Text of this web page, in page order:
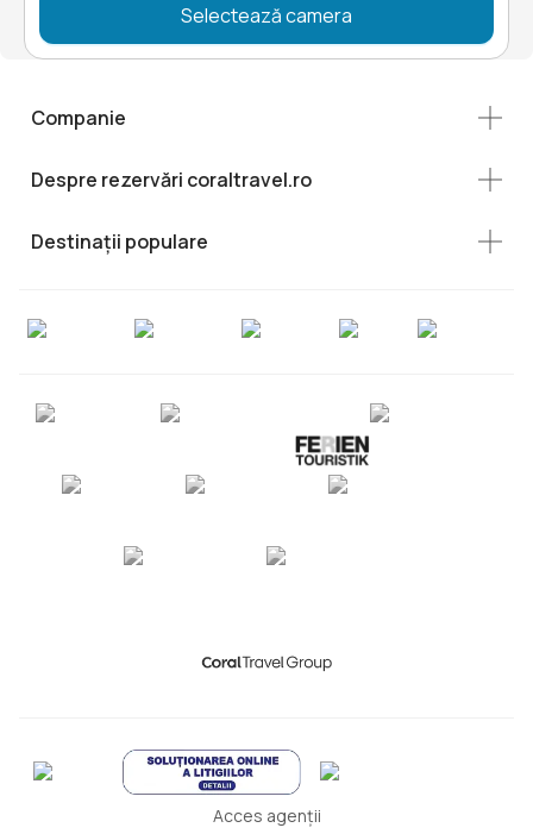
Selectează camera
Companie
Despre rezervări coraltravel.ro
Destinații populare
Acces agenții